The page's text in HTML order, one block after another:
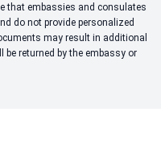
that embassies and consulates
do not provide personalized
may result in additional
returned by the embassy or